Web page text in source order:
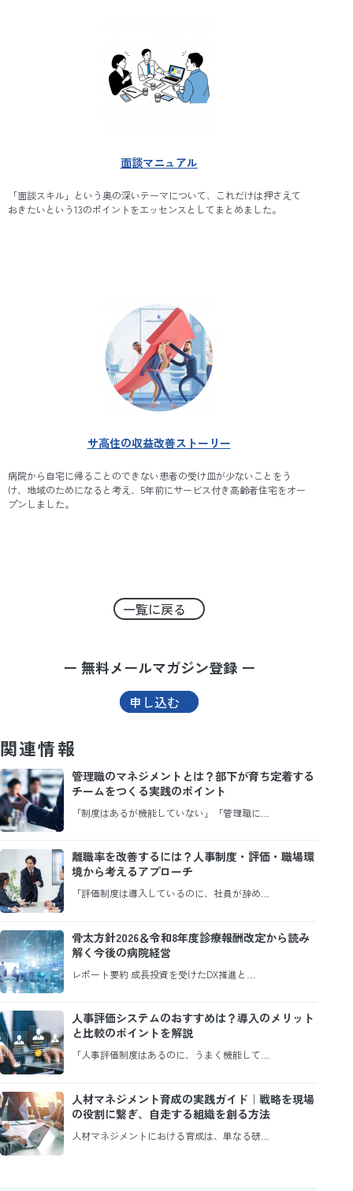
面談マニュアル
「面談スキル」という奥の深いテーマについて、これだけは押さえて
おきたいという13のポイントをエッセンスとしてまとめました。
サ高住の収益改善ストーリー
病院から自宅に帰ることのできない患者の受け皿が少ないことをう
け、地域のためになると考え、5年前にサービス付き高齢者住宅をオー
プンしました。
一覧に戻る
ー 無料メールマガジン登録 ー
申し込む
関連情報
管理職のマネジメントとは？部下が育ち定着する
チームをつくる実践のポイント
「制度はあるが機能していない」「管理職に…
離職率を改善するには？人事制度・評価・職場環
境から考えるアプローチ
「評価制度は導入しているのに、社員が辞め…
骨太方針2026＆令和8年度診療報酬改定から読み
解く今後の病院経営
レポート要約 成長投資を受けたDX推進と…
人事評価システムのおすすめは？導入のメリット
と比較のポイントを解説
「人事評価制度はあるのに、うまく機能して…
人材マネジメント育成の実践ガイド｜戦略を現場
の役割に繋ぎ、自走する組織を創る方法
人材マネジメントにおける育成は、単なる研…